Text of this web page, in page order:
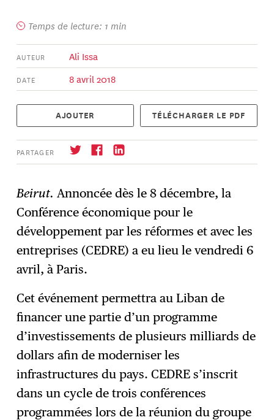
Temps de lecture: 1 min
AUTEUR Ali Issa
DATE 8 avril 2018
AJOUTER TÉLÉCHARGER LE PDF
PARTAGER
→
Beirut. Annoncée dès le 8 décembre, la
Conférence économique pour le
développement par les réformes et avec les
entreprises (CEDRE) a eu lieu le vendredi 6
avril, à Paris.
Cet événement permettra au Liban de
financer une partie d’un programme
d’investissements de plusieurs milliards de
dollars afin de moderniser les
infrastructures du pays. CEDRE s’inscrit
dans un cycle de trois conférences
programmées lors de la réunion du groupe